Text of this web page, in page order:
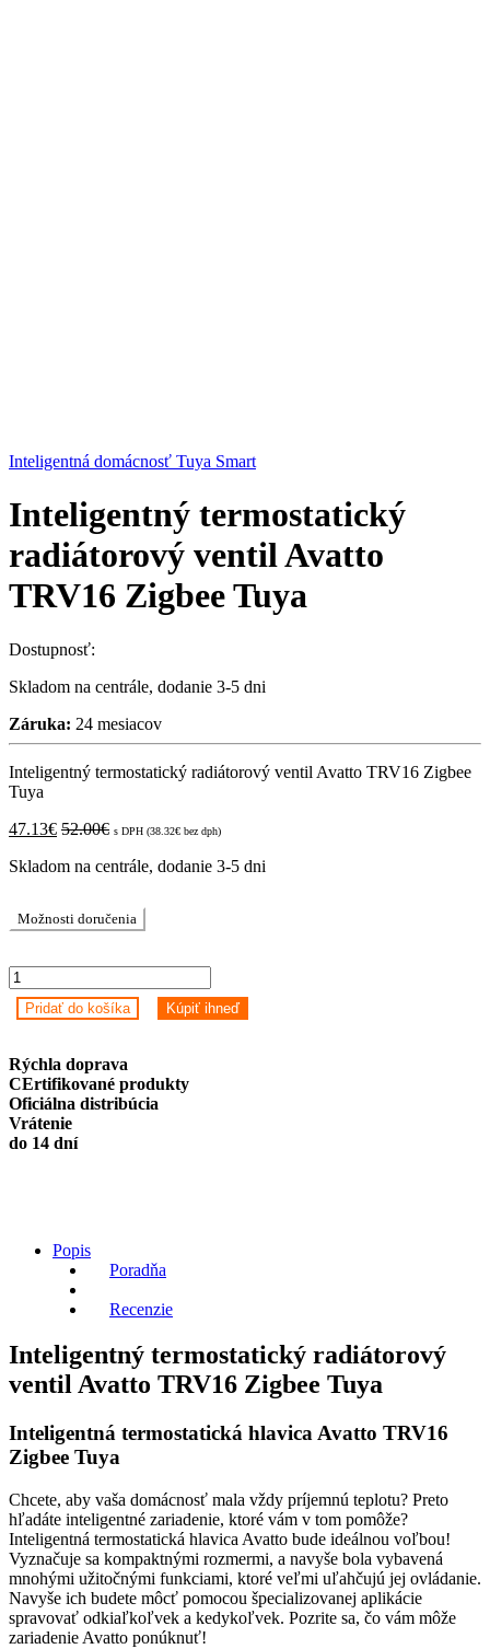
Inteligentná domácnosť Tuya Smart
Inteligentný termostatický
radiátorový ventil Avatto
TRV16 Zigbee Tuya
Dostupnosť:
Skladom na centrále, dodanie 3-5 dni
Záruka: 24 mesiacov
Inteligentný termostatický radiátorový ventil Avatto TRV16 Zigbee
Tuya
47.13€ 52.00€ s DPH (38.32€ bez dph)
Skladom na centrále, dodanie 3-5 dni
Možnosti doručenia
Inteligentný
termostatický
radiátorový
TRV16
Zigbee
Tuya
quantity
Pridať do košíka Kúpiť ihneď
Rýchla doprava
CErtifikované produkty
Oficiálna distribúcia
Vrátenie
do 14 dní
Popis
Poradňa
Recenzie
Inteligentný termostatický radiátorový
ventil Avatto TRV16 Zigbee Tuya
Inteligentná termostatická hlavica Avatto TRV16
Zigbee Tuya
Chcete, aby vaša domácnosť mala vždy príjemnú teplotu? Preto
hľadáte inteligentné zariadenie, ktoré vám v tom pomôže?
Inteligentná termostatická hlavica Avatto bude ideálnou voľbou!
Vyznačuje sa kompaktnými rozmermi, a navyše bola vybavená
mnohými užitočnými funkciami, ktoré veľmi uľahčujú jej ovládanie.
Navyše ich budete môcť pomocou špecializovanej aplikácie
spravovať odkiaľkoľvek a kedykoľvek. Pozrite sa, čo vám môže
zariadenie Avatto ponúknuť!